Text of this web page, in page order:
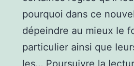
pourquoi dans ce
dépeindre au mieux le
particulier ainsi que
les… Poursuivre la